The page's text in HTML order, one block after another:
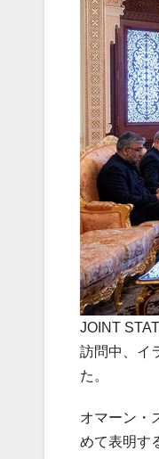
JOINT
訪問中、イ
た。
オマーン・
めて表明す